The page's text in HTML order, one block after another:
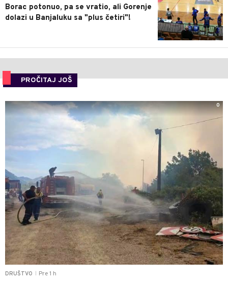
Borac potonuo, pa se vratio, ali Gorenje
dolazi u Banjaluku sa "plus četiri"!
PROČITAJ JOŠ
DRUŠTVO Pre 1 h
0